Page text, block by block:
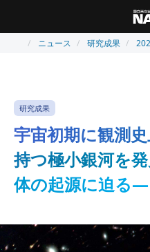
ニュース 研究成果
研究成果
宇宙初期に観測
持つ極小銀河を
体の起源に迫る―